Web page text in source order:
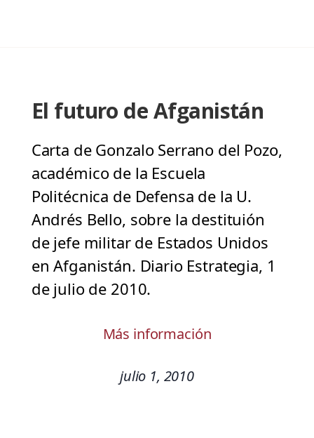
El futuro de Afganistán
Carta de Gonzalo Serrano del Pozo,
académico de la Escuela
Politécnica de Defensa de la U.
Andrés Bello, sobre la destituión
de jefe militar de Estados Unidos
en Afganistán. Diario Estrategia, 1
de julio de 2010.
Más información
julio 1, 2010